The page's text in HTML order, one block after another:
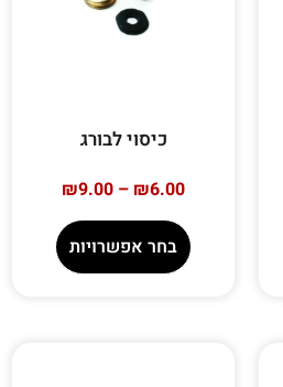
כיסוי לבורג
₪6.00
–
₪9.00
בחר אפשרויות